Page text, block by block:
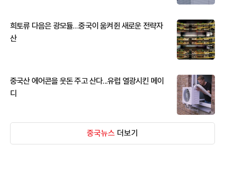
희토류 다음은 광모듈…중국이 움켜쥔 새로운 전략자
산
중국산 에어콘을 웃돈 주고 산다...유럽 열광시킨 메이
디
중국뉴스 더보기